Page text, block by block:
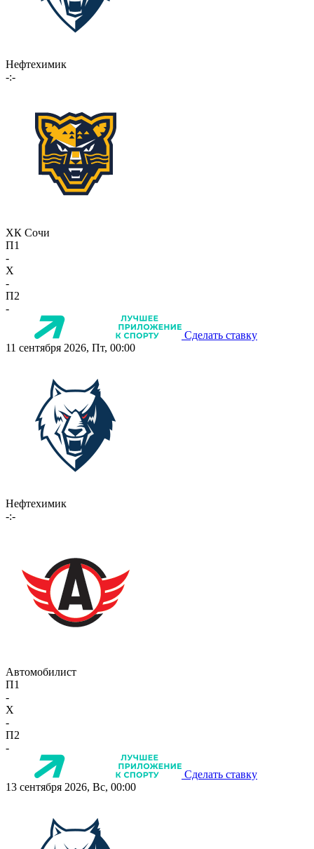
Нефтехимик
-:-
ХК Сочи
П1
-
X
-
П2
-
Сделать ставку
11 сентября 2026, Пт, 00:00
Нефтехимик
-:-
Автомобилист
П1
-
X
-
П2
-
Сделать ставку
13 сентября 2026, Вс, 00:00